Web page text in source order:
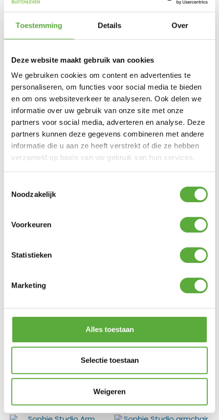
Toestemming Details Over
Deze website maakt gebruik van cookies
We gebruiken cookies om content en advertenties te
personaliseren, om functies voor social media te bieden
en om ons websiteverkeer te analyseren. Ook delen we
informatie over uw gebruik van onze site met onze
partners voor social media, adverteren en analyse. Deze
partners kunnen deze gegevens combineren met andere
informatie die u aan ze heeft verstrekt of die ze hebben
verzameld op basis van uw gebruik van hun services.
Noodzakelijk
Voorkeuren
Statistieken
Marketing
Alles toestaan
Selectie toestaan
Weigeren
1 op voorraad
In winkelmand
Gratis verzending vanaf €250,-*
Snelle verzending & levering aan huis
Kopersbescherming met Trusted Shops
SKU 11.703.008
Categorieën Dining stoelen, Sale ,Tuinmeubelen Outlet
Tuinstoelen
Merk:Hartman
Hartman
Kleur Zwart
Materiaal 2
Productkleur
Gratis verzending vanaf €250,-*
Kopersbescherming met Trusted Shops
GERELATEERDE PRODUCTEN